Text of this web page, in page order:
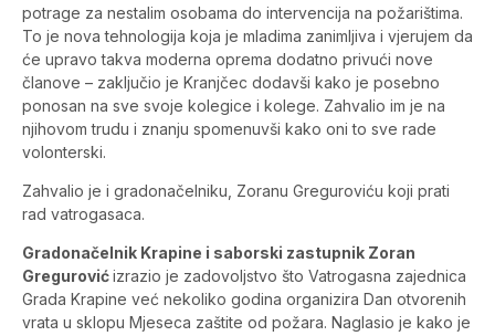
potrage za nestalim osobama do intervencija na požarištima.
To je nova tehnologija koja je mladima zanimljiva i vjerujem da
će upravo takva moderna oprema dodatno privući nove
članove – zaključio je Kranjčec dodavši kako je posebno
ponosan na sve svoje kolegice i kolege. Zahvalio im je na
njihovom trudu i znanju spomenuvši kako oni to sve rade
volonterski.
Zahvalio je i gradonačelniku, Zoranu Greguroviću koji prati
rad vatrogasaca.
Gradonačelnik Krapine i saborski zastupnik Zoran
Gregurovićizrazio je zadovoljstvo što Vatrogasna zajednica
Grada Krapine već nekoliko godina organizira Dan otvorenih
vrata u sklopu Mjeseca zaštite od požara. Naglasio je kako je